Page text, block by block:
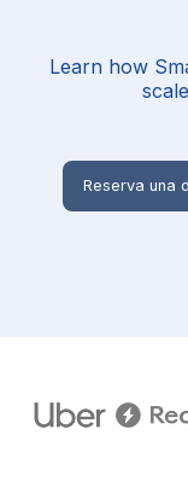
Learn how
Reserva una